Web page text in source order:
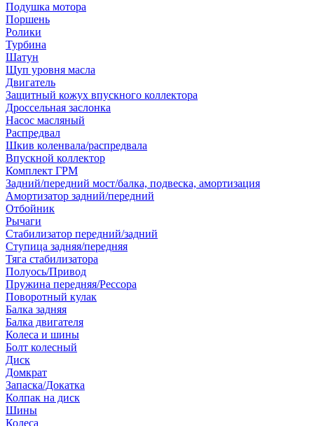
Подушка мотора
Поршень
Ролики
Турбина
Шатун
Щуп уровня масла
Двигатель
Защитный кожух впускного коллектора
Дроссельная заслонка
Насос масляный
Распредвал
Шкив коленвала/распредвала
Впускной коллектор
Комплект ГРМ
Задний/передний мост/балка, подвеска, амортизация
Амортизатор задний/передний
Отбойник
Рычаги
Стабилизатор передний/задний
Ступица задняя/передняя
Тяга стабилизатора
Полуось/Привод
Пружина передняя/Рессора
Поворотный кулак
Балка задняя
Балка двигателя
Колеса и шины
Болт колесный
Диск
Домкрат
Запаска/Докатка
Колпак на диск
Шины
Колеса